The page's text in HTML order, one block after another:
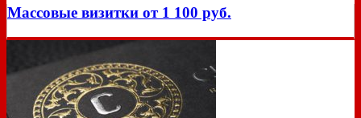
Массовые визитки от 1 100 руб.